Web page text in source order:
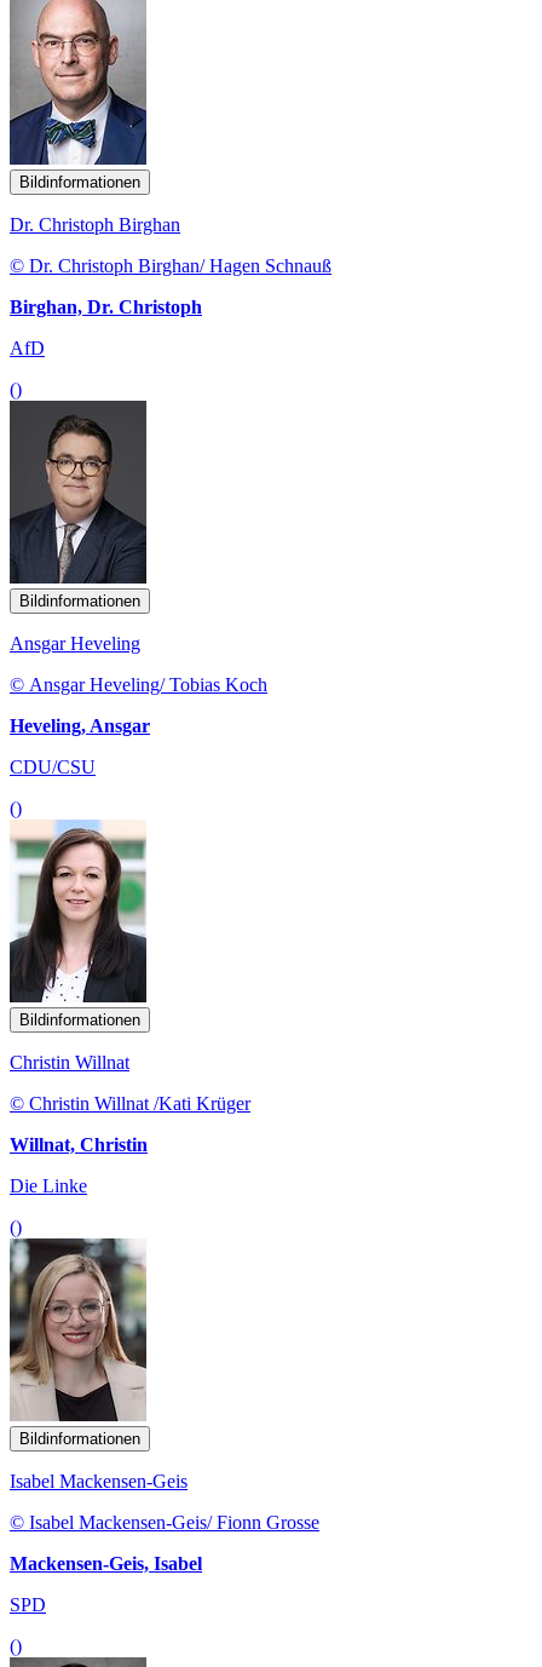
Bildinformationen
Dr. Christoph Birghan
© Dr. Christoph Birghan/ Hagen Schnauß
Birghan, Dr. Christoph
AfD
()
Bildinformationen
Ansgar Heveling
© Ansgar Heveling/ Tobias Koch
Heveling, Ansgar
CDU/CSU
()
Bildinformationen
Christin Willnat
© Christin Willnat /Kati Krüger
Willnat, Christin
Die Linke
()
Bildinformationen
Isabel Mackensen-Geis
© Isabel Mackensen-Geis/ Fionn Grosse
Mackensen-Geis, Isabel
SPD
()